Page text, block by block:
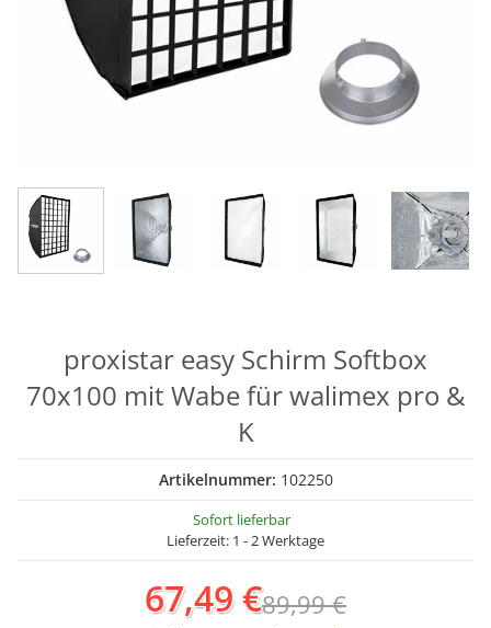
proxistar easy Schirm Softbox
70x100 mit Wabe für walimex pro &
K
Artikelnummer: 102250
Sofort lieferbar
Lieferzeit: 1 - 2 Werktage
67,49 €89,99 €